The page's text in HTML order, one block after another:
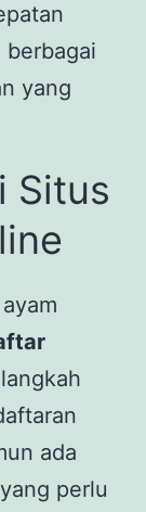
yang
Situs
ada
yang perlu